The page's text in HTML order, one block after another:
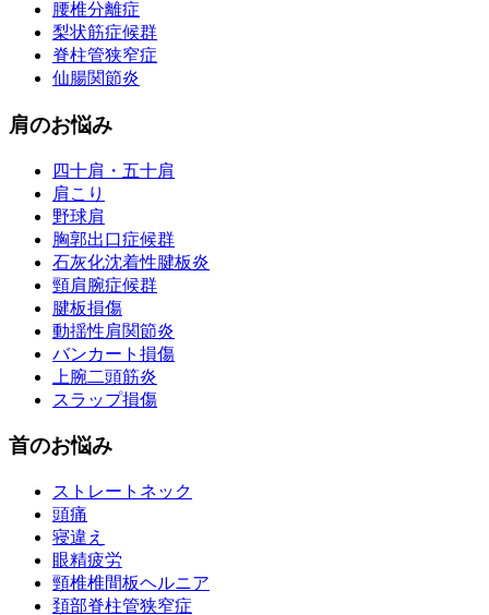
腰椎分離症
梨状筋症候群
脊柱管狭窄症
仙腸関節炎
肩のお悩み
四十肩・五十肩
肩こり
野球肩
胸郭出口症候群
石灰化沈着性腱板炎
頸肩腕症候群
腱板損傷
動揺性肩関節炎
バンカート損傷
上腕二頭筋炎
スラップ損傷
首のお悩み
ストレートネック
頭痛
寝違え
眼精疲労
頸椎椎間板ヘルニア
頚部脊柱管狭窄症